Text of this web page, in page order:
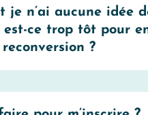
je n’ai aucune idée
ce trop tôt pour
?